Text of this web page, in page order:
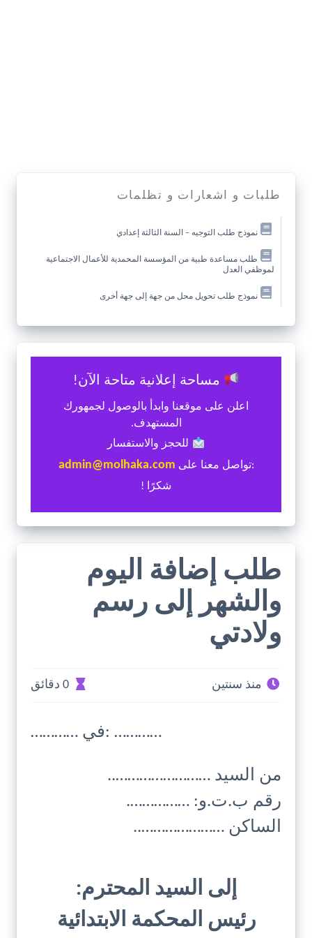
طلبات و اشعارات و تظلمات
نموذج طلب التوجيه – السنة الثالثة إعدادي
طلب مساعدة طبية من المؤسسة المحمدية للأعمال الاجتماعية
لموظفي العدل
نموذج طلب تحويل محل من جهة إلى جهة أخرى
مساحة إعلانية متاحة الآن!
اعلن على موقعنا وابدأ بالوصول لجمهورك
المستهدف.
للحجز والاستفسار
:تواصل معنا على admin@molhaka.com
شكرًا !
طلب إضافة اليوم
والشهر إلى رسم
ولادتي
منذ سنتين 0 دقائق
………… في: …………
من السيد ……………………..
رقم ب.ت.و: …………….
الساكن …………………..
إلى السيد المحترم:
رئيس المحكمة الابتدائية